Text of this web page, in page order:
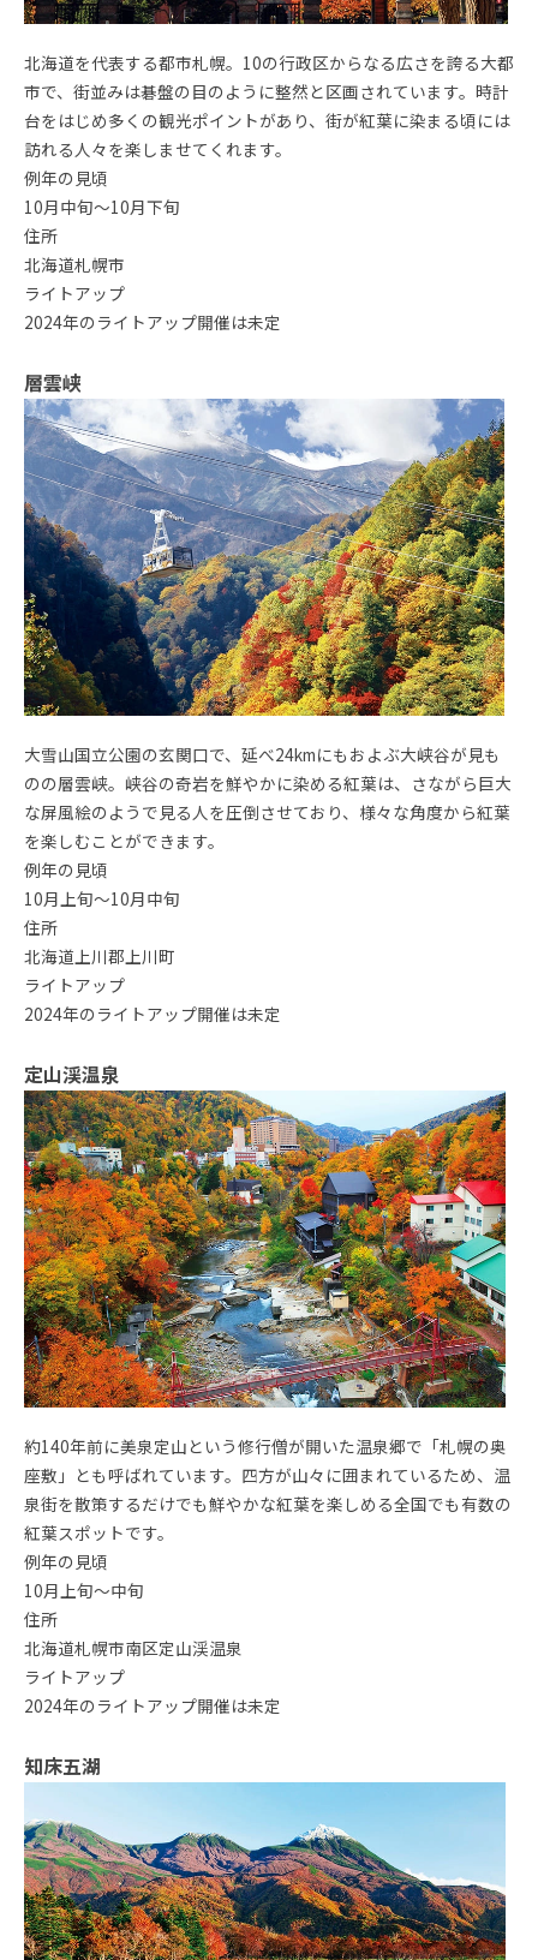
北海道を代表する都市札幌。10の行政区からなる広さを誇る大都
市で、街並みは碁盤の目のように整然と区画されています。時計
台をはじめ多くの観光ポイントがあり、街が紅葉に染まる頃には
訪れる人々を楽しませてくれます。
例年の見頃
10月中旬～10月下旬
住所
北海道札幌市
ライトアップ
2024年のライトアップ開催は未定
層雲峡
大雪山国立公園の玄関口で、延べ24kmにもおよぶ大峡谷が見も
のの層雲峡。峡谷の奇岩を鮮やかに染める紅葉は、さながら巨大
な屏風絵のようで見る人を圧倒させており、様々な角度から紅葉
を楽しむことができます。
例年の見頃
10月上旬〜10月中旬
住所
北海道上川郡上川町
ライトアップ
2024年のライトアップ開催は未定
定山渓温泉
約140年前に美泉定山という修行僧が開いた温泉郷で「札幌の奥
座敷」とも呼ばれています。四方が山々に囲まれているため、温
泉街を散策するだけでも鮮やかな紅葉を楽しめる全国でも有数の
紅葉スポットです。
例年の見頃
10月上旬〜中旬
住所
北海道札幌市南区定山渓温泉
ライトアップ
2024年のライトアップ開催は未定
知床五湖